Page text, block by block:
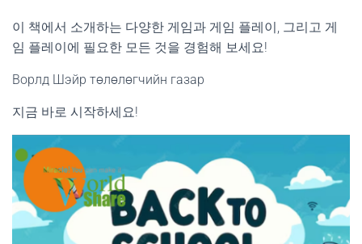
이 책에서 소개하는 다양한 게임과 게임 플레이, 그리고 게
임 플레이에 필요한 모든 것을 경험해 보세요!
Ворлд Шэйр төлөлөгчийн газар
지금 바로 시작하세요!